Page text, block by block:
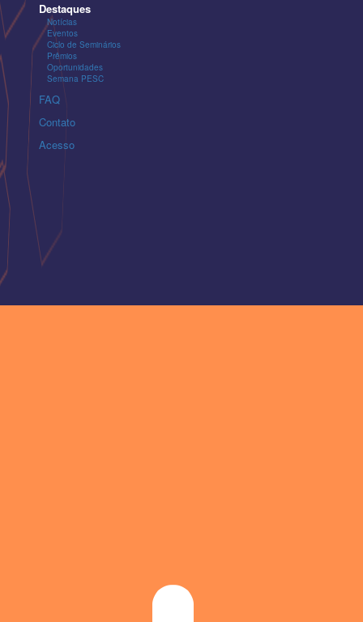
Destaques
Notícias
Eventos
Ciclo de Seminários
Prêmios
Oportunidades
Semana PESC
FAQ
Contato
Acesso